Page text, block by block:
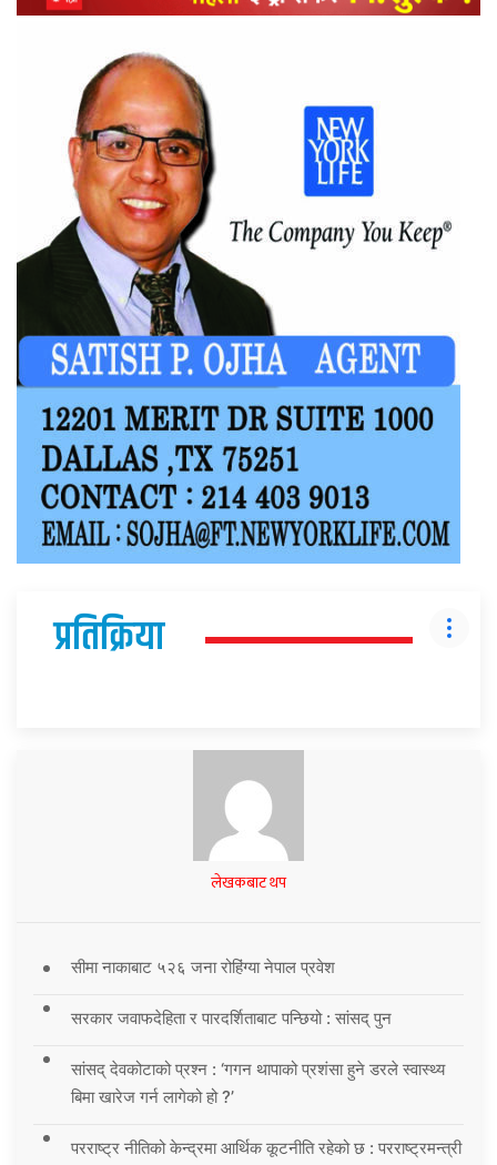
प्रतिक्रिया
लेखकबाट थप
सीमा नाकाबाट ५२६ जना रोहिंग्या नेपाल प्रवेश
सरकार जवाफदेहिता र पारदर्शिताबाट पन्छियो : सांसद् पुन
सांसद् देवकोटाको प्रश्न : ‘गगन थापाको प्रशंसा हुने डरले स्वास्थ्य
बिमा खारेज गर्न लागेको हो ?’
परराष्ट्र नीतिको केन्द्रमा आर्थिक कूटनीति रहेको छ : परराष्ट्रमन्त्री